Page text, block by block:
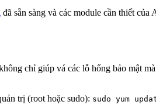
đã sẵn sàng và các module cần thiết
chỉ giúp vá các lỗ hổng bảo mật
trị (root hoặc sudo): sudo yum